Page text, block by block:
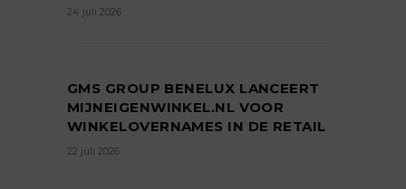
24 juli 2026
GMS GROUP BENELUX LANCEERT
MIJNEIGENWINKEL.NL VOOR
WINKELOVERNAMES IN DE RETAIL
22 juli 2026